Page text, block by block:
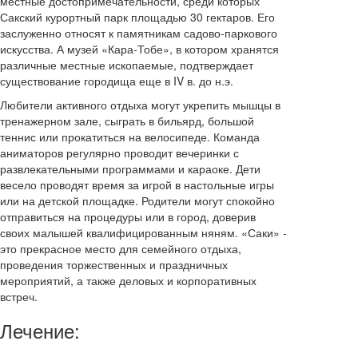
Сакский курортный парк площадью 30 гектаров. Его
заслуженно относят к памятникам садово-паркового
искусства. А музей «Кара-Тобе», в котором хранятся
различные местные ископаемые, подтверждает
существование городища еще в IV в. до н.э.
Любители активного отдыха могут укрепить мышцы в
тренажерном зале, сыграть в бильярд, большой
теннис или прокатиться на велосипеде. Команда
аниматоров регулярно проводит вечеринки с
развлекательными программами и караоке. Дети
весело проводят время за игрой в настольные игры
или на детской площадке. Родители могут спокойно
отправиться на процедуры или в город, доверив
своих малышей квалифицированным няням. «Саки» -
это прекрасное место для семейного отдыха,
проведения торжественных и праздничных
мероприятий, а также деловых и корпоративных
встреч.
Лечение: